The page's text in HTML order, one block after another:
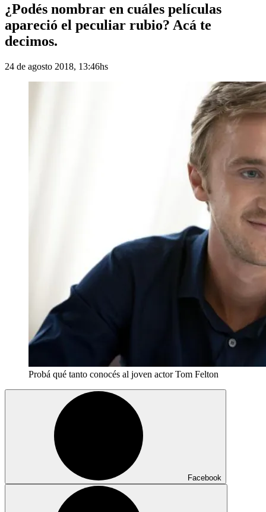
¿Podés nombrar en cuáles películas
apareció el peculiar rubio? Acá te
decimos.
24 de agosto 2018, 13:46hs
Probá qué tanto conocés al joven actor Tom Felton
Facebook